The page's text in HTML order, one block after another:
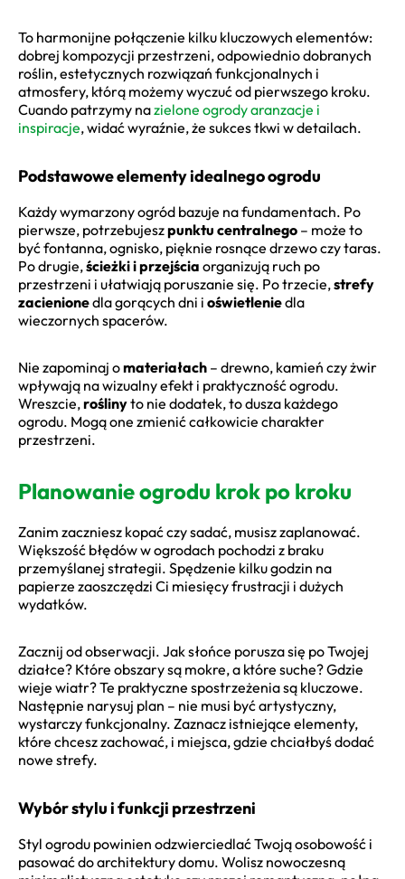
To harmonijne połączenie kilku kluczowych elementów:
dobrej kompozycji przestrzeni, odpowiednio dobranych
roślin, estetycznych rozwiązań funkcjonalnych i
atmosfery, którą możemy wyczuć od pierwszego kroku.
Cuando patrzymy nazielone ogrody aranzacje i
inspiracje, widać wyraźnie, że sukces tkwi w detailach.
Podstawowe elementy idealnego ogrodu
Każdy wymarzony ogród bazuje na fundamentach. Po
pierwsze, potrzebujeszpunktu centralnego – może to
być fontanna, ognisko, pięknie rosnące drzewo czy taras.
Po drugie,ścieżki i przejścia organizują ruch po
przestrzeni i ułatwiają poruszanie się. Po trzecie,strefy
zacienionedla gorących dni i oświetleniedla
wieczornych spacerów.
Nie zapominaj omateriałach – drewno, kamień czy żwir
wpływają na wizualny efekt i praktyczność ogrodu.
Wreszcie,roślinyto nie dodatek, to dusza każdego
ogrodu. Mogą one zmienić całkowicie charakter
przestrzeni.
Planowanie ogrodu krok po kroku
Zanim zaczniesz kopać czy sadać, musisz zaplanować.
Większość błędów w ogrodach pochodzi z braku
przemyślanej strategii. Spędzenie kilku godzin na
papierze zaoszczędzi Ci miesięcy frustracji i dużych
wydatków.
Zacznij od obserwacji. Jak słońce porusza się po Twojej
działce? Które obszary są mokre, a które suche? Gdzie
wieje wiatr? Te praktyczne spostrzeżenia są kluczowe.
Następnie narysuj plan – nie musi być artystyczny,
wystarczy funkcjonalny. Zaznacz istniejące elementy,
które chcesz zachować, i miejsca, gdzie chciałbyś dodać
nowe strefy.
Wybór stylu i funkcji przestrzeni
Styl ogrodu powinien odzwierciedlać Twoją osobowość i
pasować do architektury domu. Wolisz nowoczesną